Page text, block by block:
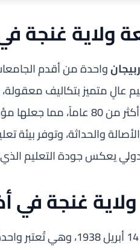
ولاية غنجة
واحدة من أقدم
عالٍ متميز بتكاليف
والابتكار. تأسست الجامعة منذ
والحداثة، وتوفر بيئة
يعكس جودة التعليم
غنجة في